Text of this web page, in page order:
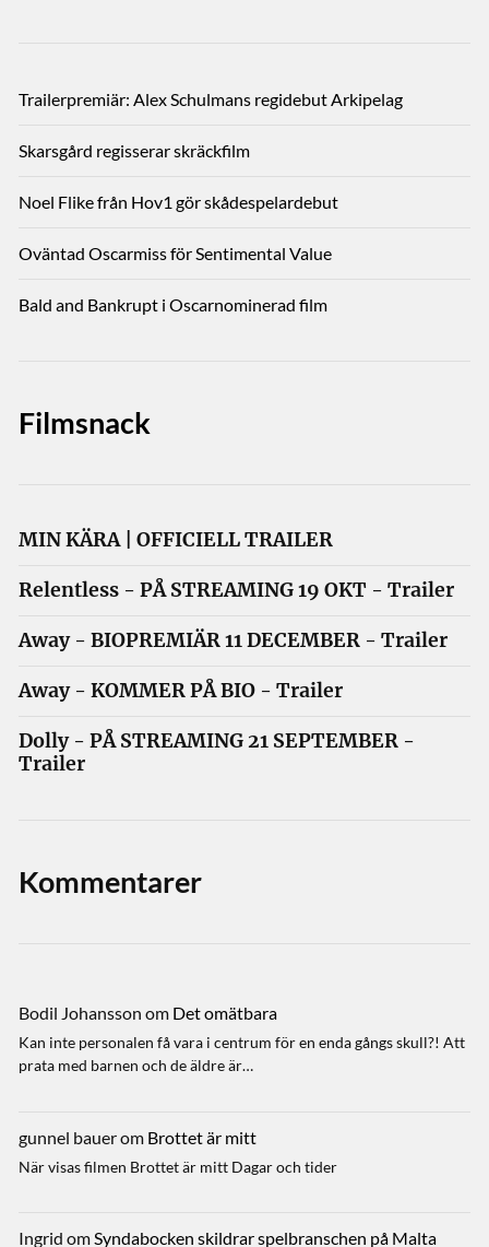
Trailerpremiär: Alex Schulmans regidebut Arkipelag
Skarsgård regisserar skräckfilm
Noel Flike från Hov1 gör skådespelardebut
Oväntad Oscarmiss för Sentimental Value
Bald and Bankrupt i Oscarnominerad film
Filmsnack
MIN KÄRA | OFFICIELL TRAILER
Relentless - PÅ STREAMING 19 OKT - Trailer
Away - BIOPREMIÄR 11 DECEMBER - Trailer
Away - KOMMER PÅ BIO - Trailer
Dolly - PÅ STREAMING 21 SEPTEMBER -
Trailer
Kommentarer
Bodil Johansson om Det omätbara
Kan inte personalen få vara i centrum för en enda gångs skull?! Att
prata med barnen och de äldre är…
gunnel bauerom Brottet är mitt
När visas filmen Brottet är mitt Dagar och tider
Ingrid omSyndabocken skildrar spelbranschen på Malta